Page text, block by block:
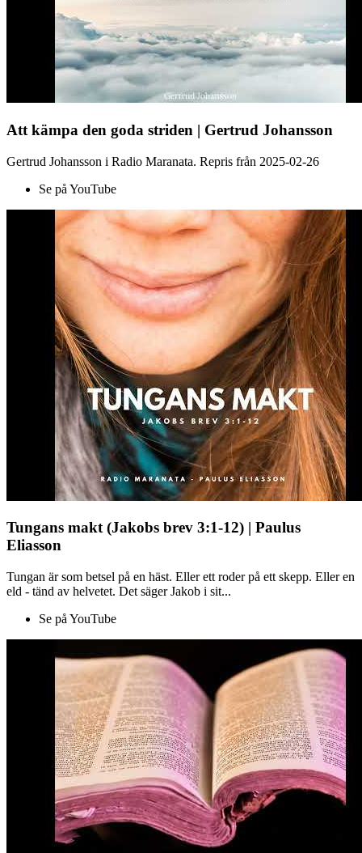
Att kämpa den goda striden | Gertrud Johansson
Gertrud Johansson i Radio Maranata. Repris från 2025-02-26
Se på YouTube
Tungans makt (Jakobs brev 3:1-12) | Paulus
Eliasson
Tungan är som betsel på en häst. Eller ett roder på ett skepp. Eller en
eld - tänd av helvetet. Det säger Jakob i sit...
Se på YouTube